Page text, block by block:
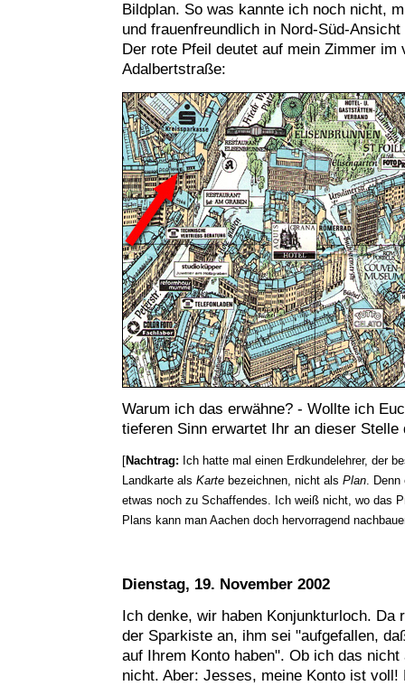
Bildplan. So was kannte ich noch nicht,
und frauenfreundlich in Nord-Süd-
Der rote Pfeil deutet auf mein Zimmer im
Adalbertstraße:
Warum ich das erwähne? - Wollte ich
tieferen Sinn erwartet Ihr an dieser Stelle
Nachtrag: Ich hatte mal einen Erdkundelehrer, der
Landkarte als Kartebezeichnen, nicht als Plan. Denn
etwas noch zu Schaffendes. Ich weiß nicht, wo das
Plans kann man Aachen doch hervorragend
Dienstag, 19. November 2002
Ich denke, wir haben Konjunkturloch. Da
der Sparkiste an, ihm sei "aufgefallen,
auf Ihrem Konto haben". Ob ich das
nicht. Aber: Jesses, meine Konto ist voll!